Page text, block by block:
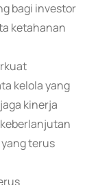
bagi investor
ketahanan
kelola yang
kinerja
terus